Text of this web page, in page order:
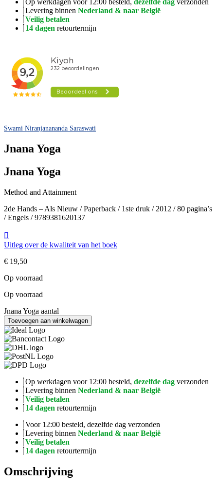
Op werkdagen voor 12:00 besteld, dezelfde dag verzonden
Levering binnen Nederland & naar België
Veilig betalen
14 dagen retourtermijn
Swami Niranjanananda Saraswati
Jnana Yoga
Jnana Yoga
Method and Attainment
2de Hands – Als Nieuw / Paperback / 1ste druk / 2012 / 80 pagina’s
/ Engels / 9789381620137
Uitleg over de kwaliteit van het boek
€ 19,50
Op voorraad
Op voorraad
Jnana Yoga aantal
Toevoegen aan winkelwagen
Op werkdagen voor 12:00 besteld, dezelfde dag verzonden
Levering binnen Nederland & naar België
Veilig betalen
14 dagen retourtermijn
Voor 12:00 besteld, dezelfde dag verzonden
Levering binnen Nederland & naar België
Veilig betalen
14 dagen retourtermijn
Omschrijving